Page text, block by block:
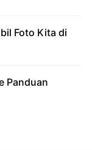
Foto Kita di
Panduan